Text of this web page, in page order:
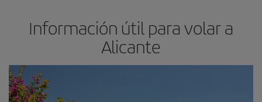
Información útil para volar a
Alicante